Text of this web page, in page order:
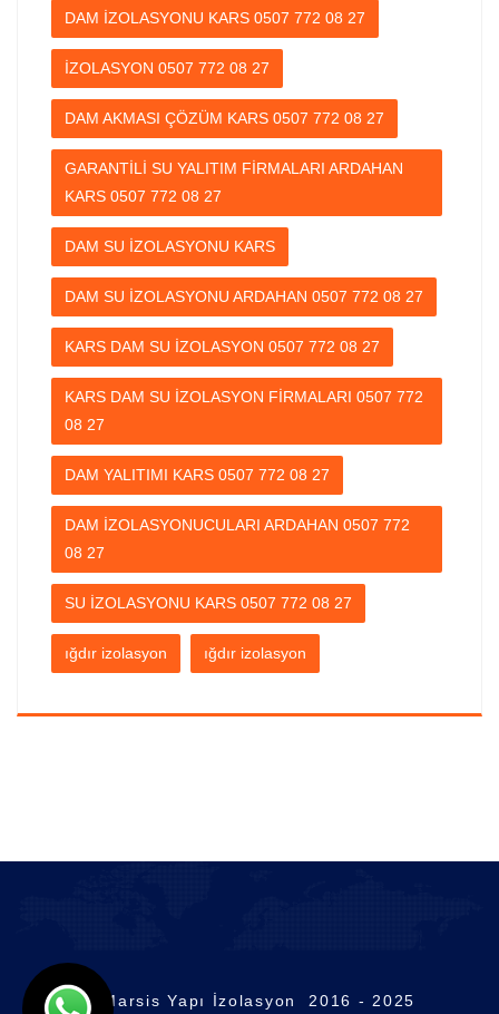
DAM İZOLASYONU KARS 0507 772 08 27
İZOLASYON 0507 772 08 27
DAM AKMASI ÇÖZÜM KARS 0507 772 08 27
GARANTİLİ SU YALITIM FİRMALARI ARDAHAN
KARS 0507 772 08 27
DAM SU İZOLASYONU KARS
DAM SU İZOLASYONU ARDAHAN 0507 772 08 27
KARS DAM SU İZOLASYON 0507 772 08 27
KARS DAM SU İZOLASYON FİRMALARI 0507 772
08 27
DAM YALITIMI KARS 0507 772 08 27
DAM İZOLASYONUCULARI ARDAHAN 0507 772
08 27
SU İZOLASYONU KARS 0507 772 08 27
ığdır izolasyon ığdır izolasyon
© Marsis Yapı İzolasyon 2016 - 2025